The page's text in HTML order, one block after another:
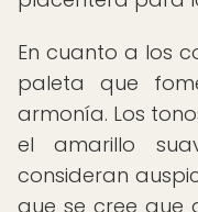
En cuanto a los
paleta que
armonía. Los
el amarillo
consideran
que se cree que